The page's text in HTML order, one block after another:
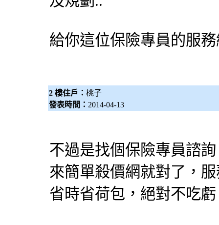
給你這位保險專員的服
2 樓住戶： 桃子
發表時間： 2014-04-13
不過是找個保險專員諮
來簡單殺價網就對了，
省時省荷包，絕對不吃